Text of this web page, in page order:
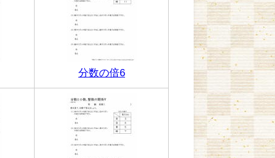
分数の倍6